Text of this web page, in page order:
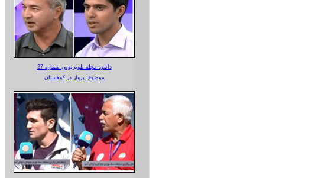
دانلود مجله تلویزیونی شماره 27
موضوع: پرواز در کوهستان